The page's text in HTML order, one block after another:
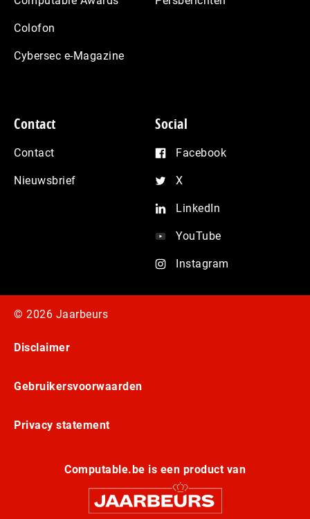
Colofon
Cybersec e-Magazine
Contact
Contact
Nieuwsbrief
Social
Facebook
X
LinkedIn
YouTube
Instagram
© 2026 Jaarbeurs
Disclaimer
Gebruikersvoorwaarden
Privacy statement
Computable.be is een product van